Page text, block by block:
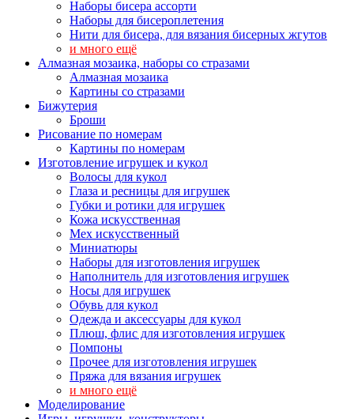
Наборы бисера ассорти
Наборы для бисероплетения
Нити для бисера, для вязания бисерных жгутов
и много ещё
Алмазная мозаика, наборы со стразами
Алмазная мозаика
Картины co стразами
Бижутерия
Броши
Рисование по номерам
Картины по номерам
Изготовление игрушек и кукол
Волосы для кукол
Глаза и ресницы для игрушек
Губки и ротики для игрушек
Кожа искусственная
Мех искусственный
Миниатюры
Наборы для изготовления игрушек
Наполнитель для изготовления игрушек
Носы для игрушек
Обувь для кукол
Одежда и аксессуары для кукол
Плюш, флис для изготовления игрушек
Помпоны
Прочее для изготовления игрушек
Пряжа для вязания игрушек
и много ещё
Моделирование